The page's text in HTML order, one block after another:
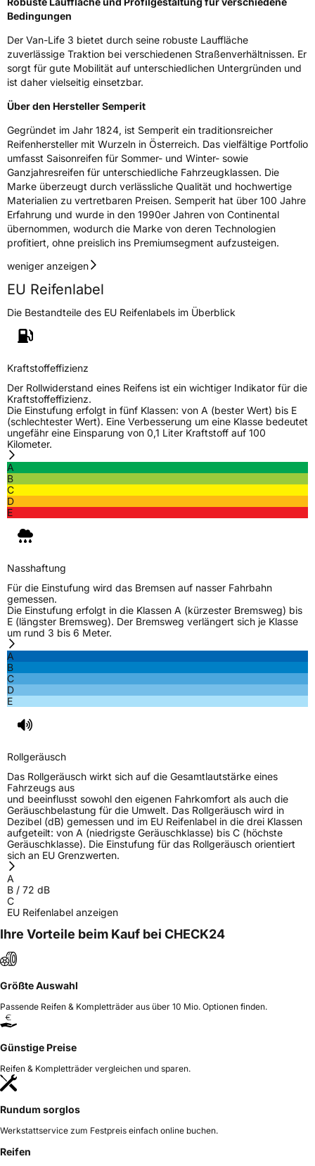
Rollgeräusch (dB)72
FahrzeugklasseC2
EPREL ID1475265
Allgemeine Produktsicherheit (GPSR)
HerstellerkontaktContinental Reifen Deutschland GmbH,
Continental-Plaza 1 30175 Hannover
Deutschland,
customerservice_tires@conti.de
Bedingungen
Der Van-Life 3 bietet durch seine robuste Lauffläche
zuverlässige Traktion bei verschiedenen Straßenverhältnissen. Er
sorgt für gute Mobilität auf unterschiedlichen Untergründen und
ist daher vielseitig einsetzbar.
Über den Hersteller Semperit
Gegründet im Jahr 1824, ist Semperit ein traditionsreicher
Reifenhersteller mit Wurzeln in Österreich. Das vielfältige Portfolio
umfasst Saisonreifen für Sommer- und Winter- sowie
Ganzjahresreifen für unterschiedliche Fahrzeugklassen. Die
Marke überzeugt durch verlässliche Qualität und hochwertige
Materialien zu vertretbaren Preisen. Semperit hat über 100 Jahre
Erfahrung und wurde in den 1990er Jahren von Continental
übernommen, wodurch die Marke von deren Technologien
profitiert, ohne preislich ins Premiumsegment aufzusteigen.
weniger anzeigen
EU Reifenlabel
Die Bestandteile des EU Reifenlabels im Überblick
Kraftstoffeffizienz
Der Rollwiderstand eines Reifens ist ein wichtiger Indikator für die
Kraftstoffeffizienz.
Die Einstufung erfolgt in fünf Klassen: von A (bester Wert) bis E
(schlechtester Wert). Eine Verbesserung um eine Klasse bedeutet
ungefähr eine Einsparung von 0,1 Liter Kraftstoff auf 100
Kilometer.
A
B
C
D
E
Nasshaftung
Für die Einstufung wird das Bremsen auf nasser Fahrbahn
gemessen.
Die Einstufung erfolgt in die Klassen A (kürzester Bremsweg) bis
E (längster Bremsweg). Der Bremsweg verlängert sich je Klasse
um rund 3 bis 6 Meter.
A
B
C
D
E
Rollgeräusch
Das Rollgeräusch wirkt sich auf die Gesamtlautstärke eines
Fahrzeugs aus
und beeinflusst sowohl den eigenen Fahrkomfort als auch die
Geräuschbelastung für die Umwelt. Das Rollgeräusch wird in
Dezibel (dB) gemessen und im EU Reifenlabel in die drei Klassen
aufgeteilt: von A (niedrigste Geräuschklasse) bis C (höchste
Geräuschklasse). Die Einstufung für das Rollgeräusch orientiert
sich an EU Grenzwerten.
A
B / 72 dB
C
EU Reifenlabel anzeigen
Ihre Vorteile beim Kauf bei CHECK24
Größte Auswahl
Passende Reifen & Kompletträder aus über 10 Mio. Optionen finden.
Günstige Preise
Reifen & Kompletträder vergleichen und sparen.
Rundum sorglos
Werkstattservice zum Festpreis einfach online buchen.
Reifen